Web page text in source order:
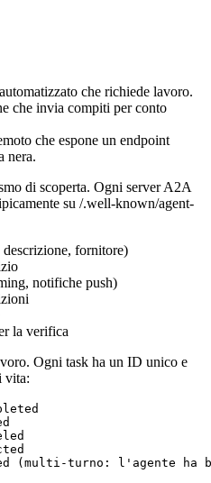
che richiede lavoro.
che invia compiti per conto
che espone un endpoint
nera.
di scoperta. Ogni server A2A
su /.well-known/agent-
fornitore)
notifiche push)
la verifica
Ogni task ha un ID unico e
vita:
(multi-turno